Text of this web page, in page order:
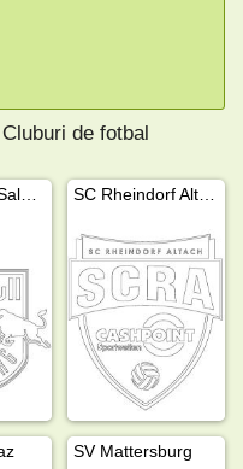
de fotbal
SV Mattersburg